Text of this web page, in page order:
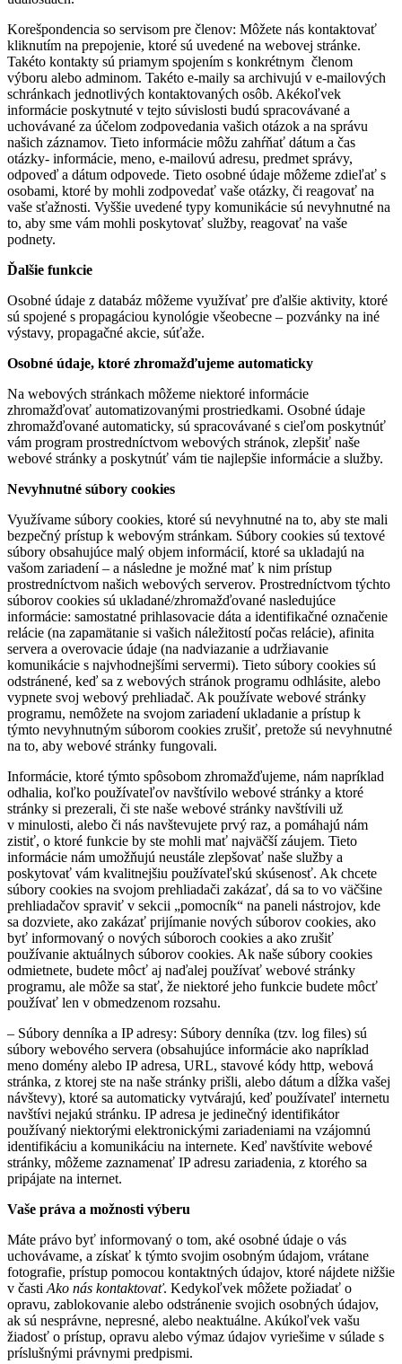
Korešpondencia so servisom pre členov: Môžete nás kontaktovať
kliknutím na prepojenie, ktoré sú uvedené na webovej stránke.
Takéto kontakty sú priamym spojením s konkrétnym členom
výboru alebo adminom. Takéto e-maily sa archivujú v e-mailových
schránkach jednotlivých kontaktovaných osôb. Akékoľvek
informácie poskytnuté v tejto súvislosti budú spracovávané a
uchovávané za účelom zodpovedania vašich otázok a na správu
našich záznamov. Tieto informácie môžu zahŕňať dátum a čas
otázky- informácie, meno, e-mailovú adresu, predmet správy,
odpoveď a dátum odpovede. Tieto osobné údaje môžeme zdieľať s
osobami, ktoré by mohli zodpovedať vaše otázky, či reagovať na
vaše sťažnosti. Vyššie uvedené typy komunikácie sú nevyhnutné na
to, aby sme vám mohli poskytovať služby, reagovať na vaše
podnety.
Ďalšie funkcie
Osobné údaje z databáz môžeme využívať pre ďalšie aktivity, ktoré
sú spojené s propagáciou kynológie všeobecne – pozvánky na iné
výstavy, propagačné akcie, súťaže.
Osobné údaje, ktoré zhromažďujeme automaticky
Na webových stránkach môžeme niektoré informácie
zhromažďovať automatizovanými prostriedkami. Osobné údaje
zhromažďované automaticky, sú spracovávané s cieľom poskytnúť
vám program prostredníctvom webových stránok, zlepšiť naše
webové stránky a poskytnúť vám tie najlepšie informácie a služby.
Nevyhnutné súbory cookies
Využívame súbory cookies, ktoré sú nevyhnutné na to, aby ste mali
bezpečný prístup k webovým stránkam. Súbory cookies sú textové
súbory obsahujúce malý objem informácií, ktoré sa ukladajú na
vašom zariadení – a následne je možné mať k nim prístup
prostredníctvom našich webových serverov. Prostredníctvom týchto
súborov cookies sú ukladané/zhromažďované nasledujúce
informácie: samostatné prihlasovacie dáta a identifikačné označenie
relácie (na zapamätanie si vašich náležitostí počas relácie), afinita
servera a overovacie údaje (na nadviazanie a udržiavanie
komunikácie s najvhodnejšími servermi). Tieto súbory cookies sú
odstránené, keď sa z webových stránok programu odhlásite, alebo
vypnete svoj webový prehliadač. Ak používate webové stránky
programu, nemôžete na svojom zariadení ukladanie a prístup k
týmto nevyhnutným súborom cookies zrušiť, pretože sú nevyhnutné
na to, aby webové stránky fungovali.
Informácie, ktoré týmto spôsobom zhromažďujeme, nám napríklad
odhalia, koľko používateľov navštívilo webové stránky a ktoré
stránky si prezerali, či ste naše webové stránky navštívili už
v minulosti, alebo či nás navštevujete prvý raz, a pomáhajú nám
zistiť, o ktoré funkcie by ste mohli mať najväčší záujem. Tieto
informácie nám umožňujú neustále zlepšovať naše služby a
poskytovať vám kvalitnejšiu používateľskú skúsenosť. Ak chcete
súbory cookies na svojom prehliadači zakázať, dá sa to vo väčšine
prehliadačov spraviť v sekcii „pomocník“ na paneli nástrojov, kde
sa dozviete, ako zakázať prijímanie nových súborov cookies, ako
byť informovaný o nových súboroch cookies a ako zrušiť
používanie aktuálnych súborov cookies. Ak naše súbory cookies
odmietnete, budete môcť aj naďalej používať webové stránky
programu, ale môže sa stať, že niektoré jeho funkcie budete môcť
používať len v obmedzenom rozsahu.
– Súbory denníka a IP adresy: Súbory denníka (tzv. log files) sú
súbory webového servera (obsahujúce informácie ako napríklad
meno domény alebo IP adresa, URL, stavové kódy http, webová
stránka, z ktorej ste na naše stránky prišli, alebo dátum a dĺžka vašej
návštevy), ktoré sa automaticky vytvárajú, keď používateľ internetu
navštívi nejakú stránku. IP adresa je jedinečný identifikátor
používaný niektorými elektronickými zariadeniami na vzájomnú
identifikáciu a komunikáciu na internete. Keď navštívite webové
stránky, môžeme zaznamenať IP adresu zariadenia, z ktorého sa
pripájate na internet.
Vaše práva a možnosti výberu
Máte právo byť informovaný o tom, aké osobné údaje o vás
uchovávame, a získať k týmto svojim osobným údajom, vrátane
fotografie, prístup pomocou kontaktných údajov, ktoré nájdete nižšie
v časti Ako nás kontaktovať. Kedykoľvek môžete požiadať o
opravu, zablokovanie alebo odstránenie svojich osobných údajov,
ak sú nesprávne, nepresné, alebo neaktuálne. Akúkoľvek vašu
žiadosť o prístup, opravu alebo výmaz údajov vyriešime v súlade s
príslušnými právnymi predpismi.